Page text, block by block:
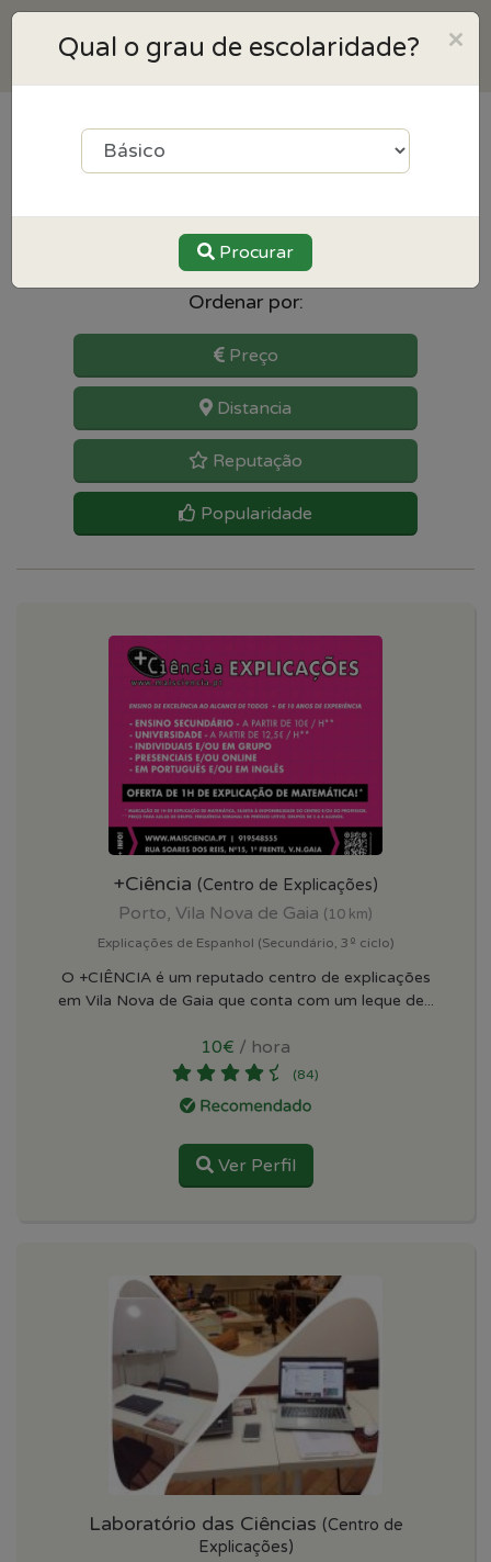
resultados para Espanhol
Ordenar por:
Preço
Distancia
Reputação
Popularidade
+Ciência (Centro de Explicações)
Porto, Vila Nova de Gaia (10 km)
Explicações de Espanhol (Secundário, 3º ciclo)
O +CIÊNCIA é um reputado centro de explicações
em Vila Nova de Gaia que conta com um leque de...
10€ / hora
(84)
Ver Perfil
Laboratório das Ciências (Centro de
Explicações)
×
Qual o grau de escolaridade?
Procurar